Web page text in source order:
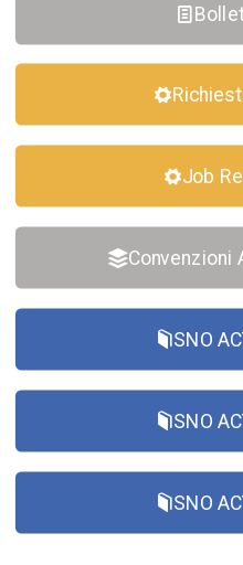
Job
Convenzioni
SNO
SNO
SNO